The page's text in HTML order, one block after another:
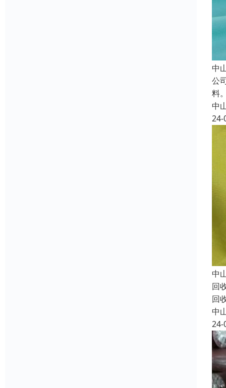
中
公
料
中
24-
中
回
回
中
24-